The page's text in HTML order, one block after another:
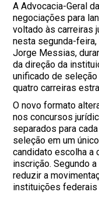
A Advocacia-Geral
negociações para
voltado às carreiras
nesta segunda-
Jorge Messias,
da direção da
unificado de
quatro carreiras
O novo formato
nos concursos
separados para
seleção em um
candidato escolha a
inscrição. Segundo
reduzir a
instituições federais